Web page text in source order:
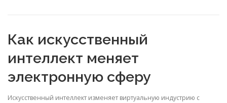
Как искусственный
интеллект меняет
электронную сферу
Искусственный интеллект изменяет виртуальную индустрию с